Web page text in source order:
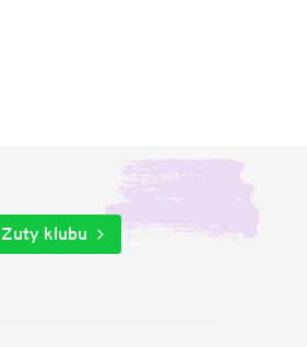
klubu